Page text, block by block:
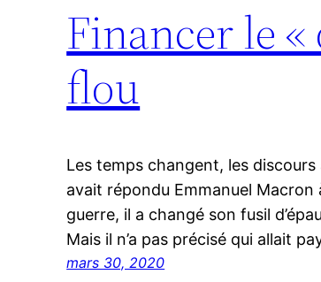
Financer le
flou
Les temps changent, les discours
avait répondu Emmanuel
guerre, il a changé son fusil
Mais il n’a pas précisé qui allait
mars 30, 2020